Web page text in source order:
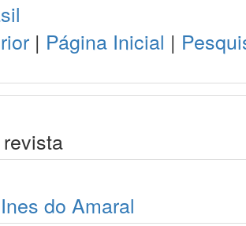
| Página Inicial |
do Amaral